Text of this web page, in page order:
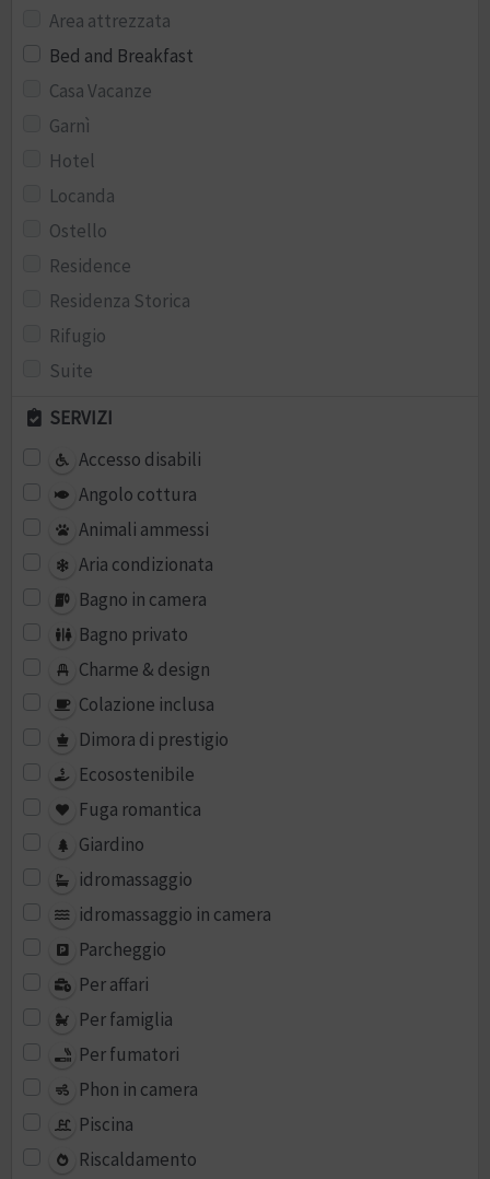
Area attrezzata
Bed and Breakfast
Casa Vacanze
Garnì
Hotel
Locanda
Ostello
Residence
Residenza Storica
Rifugio
Suite
SERVIZI
Accesso disabili
Angolo cottura
Animali ammessi
Aria condizionata
Bagno in camera
Bagno privato
Charme & design
Colazione inclusa
Dimora di prestigio
Ecosostenibile
Fuga romantica
Giardino
idromassaggio
idromassaggio in camera
Parcheggio
Per affari
Per famiglia
Per fumatori
Phon in camera
Piscina
Riscaldamento